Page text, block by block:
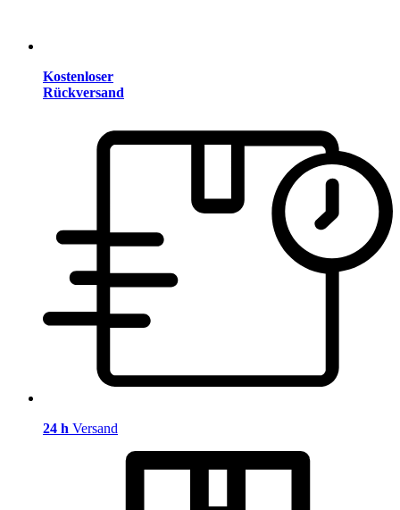
Kostenloser
Rückversand
24 h Versand